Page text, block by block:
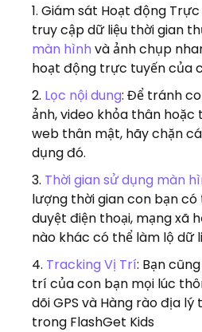
Giám sát Hoạt động Trực
truy cập dữ liệu thời gian
màn hình và ảnh chụp
hoạt động trực tuyến của
Lọc nội dung: Để tránh
ảnh, video khỏa thân
web thân mật, hãy chặn
dụng đó.
Thời gian sử dụng màn
lượng thời gian con bạn
duyệt điện thoại, mạng xã
nào khác có thể làm lộ dữ
Tracking Vị Trí: Bạn
trí của con bạn mọi lúc
dõi GPS và Hàng rào địa
trong FlashGet Kids